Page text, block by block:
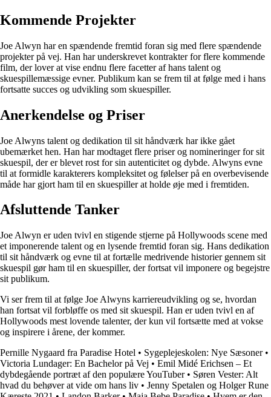
Kommende Projekter
Joe Alwyn har en spændende fremtid foran sig med flere spændende
projekter på vej. Han har underskrevet kontrakter for flere kommende
film, der lover at vise endnu flere facetter af hans talent og
skuespillemæssige evner. Publikum kan se frem til at følge med i hans
fortsatte succes og udvikling som skuespiller.
Anerkendelse og Priser
Joe Alwyns talent og dedikation til sit håndværk har ikke gået
ubemærket hen. Han har modtaget flere priser og nomineringer for sit
skuespil, der er blevet rost for sin autenticitet og dybde. Alwyns evne
til at formidle karakterers kompleksitet og følelser på en overbevisende
måde har gjort ham til en skuespiller at holde øje med i fremtiden.
Afsluttende Tanker
Joe Alwyn er uden tvivl en stigende stjerne på Hollywoods scene med
et imponerende talent og en lysende fremtid foran sig. Hans dedikation
til sit håndværk og evne til at fortælle medrivende historier gennem sit
skuespil gør ham til en skuespiller, der fortsat vil imponere og begejstre
sit publikum.
Vi ser frem til at følge Joe Alwyns karriereudvikling og se, hvordan
han fortsat vil forbløffe os med sit skuespil. Han er uden tvivl en af
Hollywoods mest lovende talenter, der kun vil fortsætte med at vokse
og inspirere i årene, der kommer.
Pernille Nygaard fra Paradise Hotel • Sygeplejeskolen: Nye Sæsoner•
Victoria Lundager: En Bachelor på Vej • Emil Midé Erichsen – Et
dybdegående portræt af den populære YouTuber• Søren Vester: Alt
hvad du behøver at vide om hans liv • Jenny Spetalen og Holger Rune